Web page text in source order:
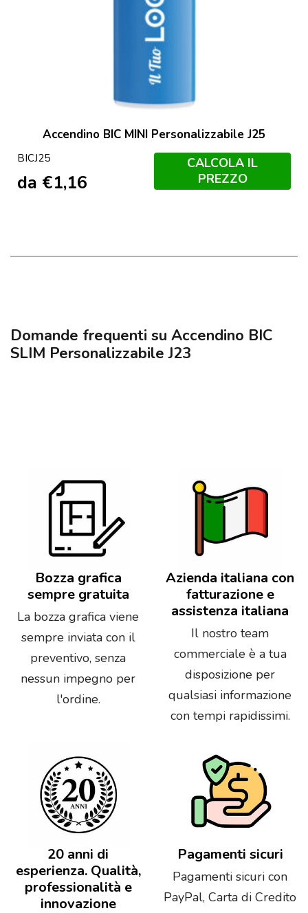
Accendino BIC MINI Personalizzabile J25
BICJ25
da €1,16
CALCOLA IL
PREZZO
Domande frequenti su Accendino BIC
SLIM Personalizzabile J23
Bozza grafica
sempre gratuita
La bozza grafica viene
sempre inviata con il
preventivo, senza
nessun impegno per
l'ordine.
Azienda italiana con
fatturazione e
assistenza italiana
Il nostro team
commerciale è a tua
disposizione per
qualsiasi informazione
con tempi rapidissimi.
20 anni di
esperienza. Qualità,
professionalità e
innovazione
Pagamenti sicuri
Pagamenti sicuri con
PayPal, Carta di Credito